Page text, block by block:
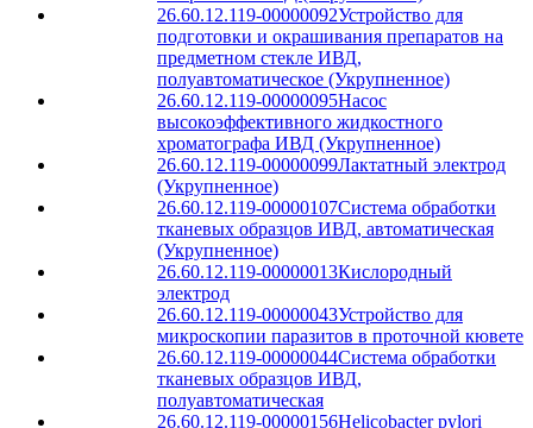
26.60.12.119-00000092Устройство для
подготовки и окрашивания препаратов на
предметном стекле ИВД,
полуавтоматическое (Укрупненное)
26.60.12.119-00000095Насос
высокоэффективного жидкостного
хроматографа ИВД (Укрупненное)
26.60.12.119-00000099Лактатный электрод
(Укрупненное)
26.60.12.119-00000107Система обработки
тканевых образцов ИВД, автоматическая
(Укрупненное)
26.60.12.119-00000013Кислородный
электрод
26.60.12.119-00000043Устройство для
микроскопии паразитов в проточной кювете
26.60.12.119-00000044Система обработки
тканевых образцов ИВД,
полуавтоматическая
26.60.12.119-00000156Helicobacter pylori